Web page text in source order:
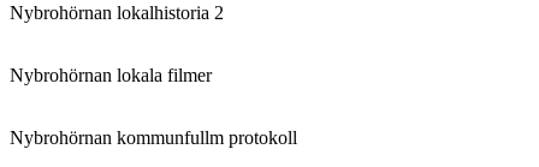
Nybrohörnan lokalhistoria 2
Nybrohörnan lokala filmer
Nybrohörnan kommunfullm protokoll